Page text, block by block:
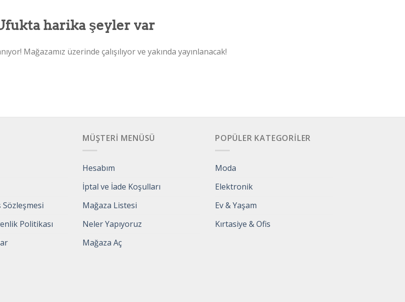
harika şeyler var
Mağazamız üzerinde çalışılıyor ve yakında yayınlanacak!
Sözleşmesi
Politikası
MÜŞTERI MENÜSÜ
Hesabım
İptal ve İade Koşulları
Mağaza Listesi
Neler Yapıyoruz
Mağaza Aç
POPÜLER KATEGORILER
Moda
Elektronik
Ev & Yaşam
Kırtasiye & Ofis